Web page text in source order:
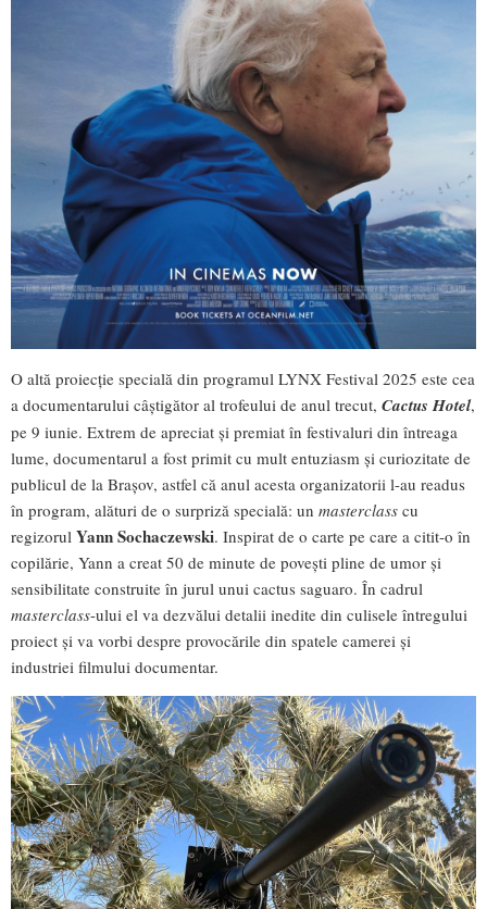
O altă proiecție specială din programul LYNX Festival 2025 este cea
a documentarului câștigător al trofeului de anul trecut, Cactus Hotel,
pe 9 iunie. Extrem de apreciat și premiat în festivaluri din întreaga
lume, documentarul a fost primit cu mult entuziasm și curiozitate de
publicul de la Brașov, astfel că anul acesta organizatorii l-au readus
în program, alături de o surpriză specială: un masterclass cu
regizorul Yann Sochaczewski. Inspirat de o carte pe care a citit-o în
copilărie, Yann a creat 50 de minute de povești pline de umor și
sensibilitate construite în jurul unui cactus saguaro. În cadrul
masterclass-ului el va dezvălui detalii inedite din culisele întregului
proiect și va vorbi despre provocările din spatele camerei și
industriei filmului documentar.